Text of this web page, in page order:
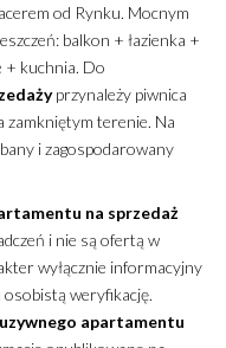
od Rynku. Mocnym
balkon + łazienka +
+ kuchnia. Do
przynależy piwnica
zamkniętym terenie. Na
i zagospodarowany
na sprzedaż
i nie są ofertą w
wyłącznie informacyjny
osobistą weryfikację.
apartamentu